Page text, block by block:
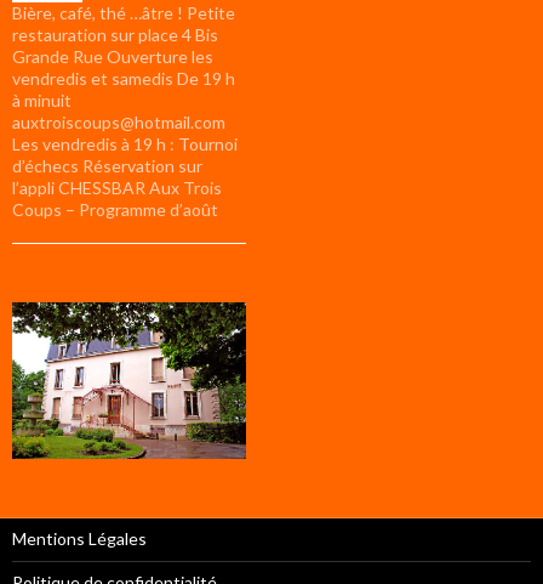
Bière, café, thé …âtre ! Petite
restauration sur place 4 Bis
Grande Rue Ouverture les
vendredis et samedis De 19 h
à minuit
auxtroiscoups@hotmail.com
Les vendredis à 19 h : Tournoi
d’échecs Réservation sur
l’appli CHESSBAR Aux Trois
Coups – Programme d’août
Mentions Légales